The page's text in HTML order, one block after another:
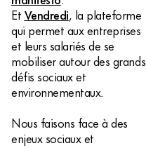
EtVendredi, la plateforme
qui permet aux entreprises
et leurs salariés de se
mobiliser autour des grands
défis sociaux et
environnementaux.
Nous faisons face à des
enjeux sociaux et